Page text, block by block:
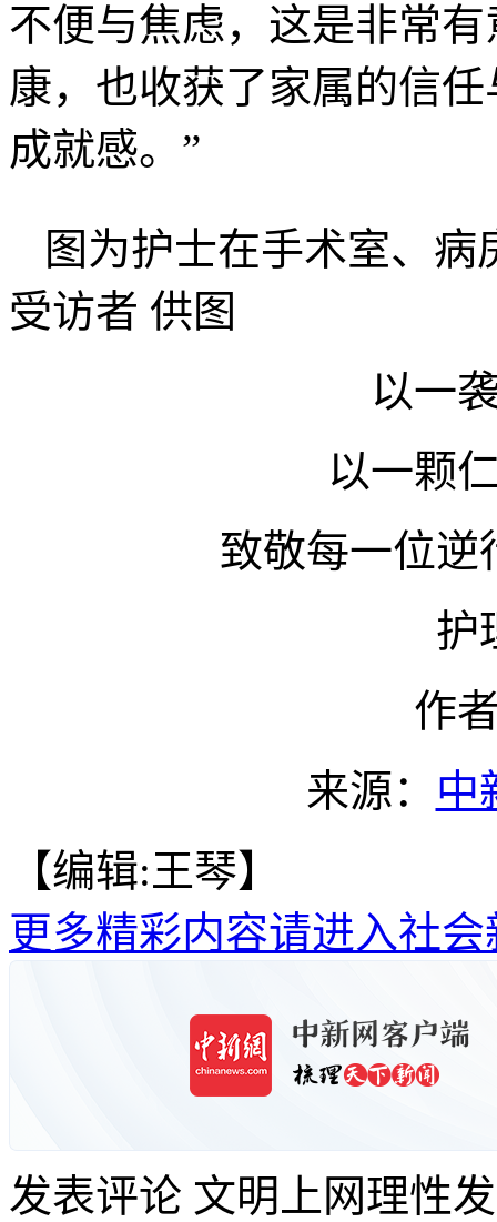
不便与焦虑，这是非常
康，也收获了家属的信
成就感。”
图为护士在手术室、
受访者 供图
以一
以一颗
致敬每一位逆
护
作
来源： 中
【编辑:王琴】
更多精彩内容请进入社会
发表评论 文明上网理性